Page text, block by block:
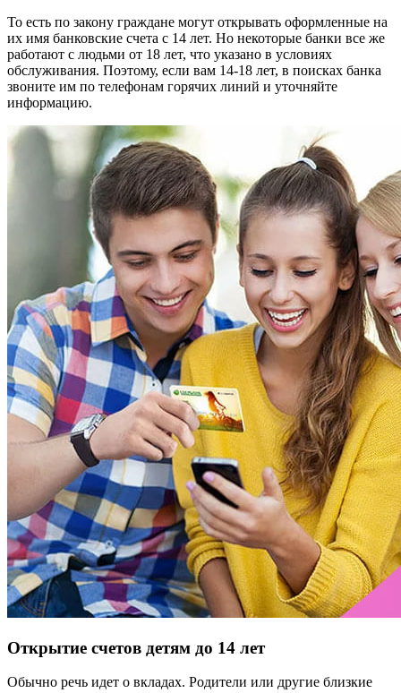
То есть по закону граждане могут открывать оформленные на
их имя банковские счета с 14 лет. Но некоторые банки все же
работают с людьми от 18 лет, что указано в условиях
обслуживания. Поэтому, если вам 14-18 лет, в поисках банка
звоните им по телефонам горячих линий и уточняйте
информацию.
Открытие счетов детям до 14 лет
Обычно речь идет о вкладах. Родители или другие близкие